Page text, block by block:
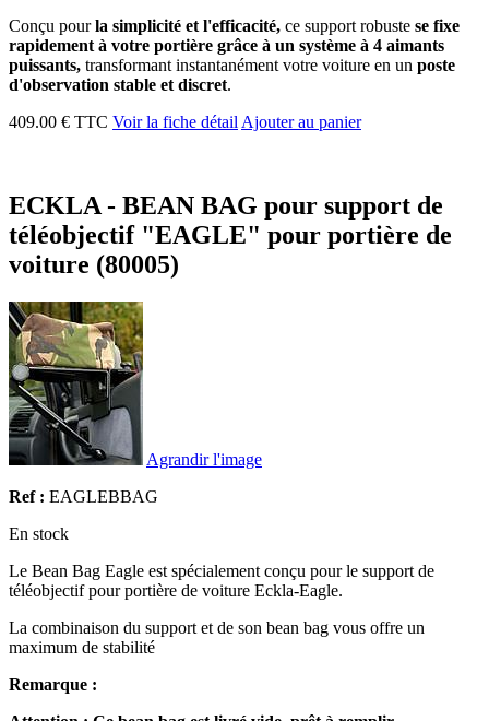
Conçu pourla simplicité et l'efficacité, ce support robuste se fixe
rapidement à votre portière grâce à un système à 4 aimants
puissants, transformant instantanément votre voiture en un poste
d'observation stable et discret.
409.00 € TTC Voir la fiche détail Ajouter au panier
ECKLA - BEAN BAG pour support de
téléobjectif "EAGLE" pour portière de
voiture (80005)
Agrandir l'image
Ref : EAGLEBBAG
En stock
Le Bean Bag Eagle est spécialement conçu pour le support de
téléobjectif pour portière de voiture Eckla-Eagle.
La combinaison du support et de son bean bag vous offre un
maximum de stabilité
Remarque :